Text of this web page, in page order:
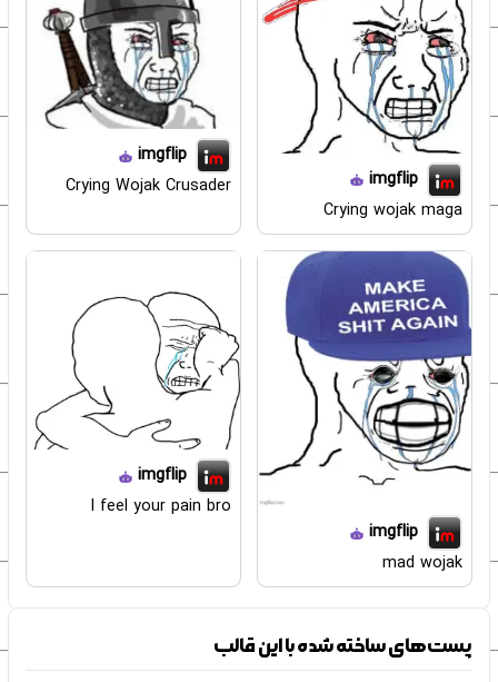
imgflip
Crying wojak maga
imgflip
Crying Wojak Crusader
imgflip
mad wojak
imgflip
I feel your pain bro
پست‌های ساخته شده با این قالب